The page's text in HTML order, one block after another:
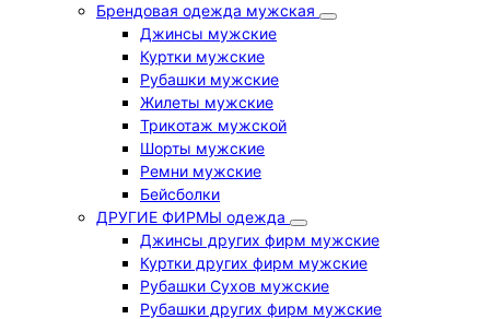
Брендовая одежда мужская
Джинсы мужские
Куртки мужские
Рубашки мужские
Жилеты мужские
Трикотаж мужской
Шорты мужские
Ремни мужские
Бейсболки
ДРУГИЕ ФИРМЫ одежда
Джинсы других фирм мужские
Куртки других фирм мужские
Рубашки Сухов мужские
Рубашки других фирм мужские